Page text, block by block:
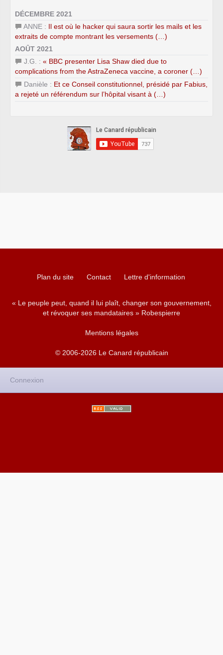
DÉCEMBRE 2021
ANNE : Il est où le hacker qui saura sortir les mails et les
extraits de compte montrant les versements (…)
AOÛT 2021
J.G. : « BBC presenter Lisa Shaw died due to
complications from the AstraZeneca vaccine, a coroner (…)
Danièle : Et ce Conseil constitutionnel, présidé par Fabius,
a rejeté un référendum sur l’hôpital visant à (…)
Plan du site Contact Lettre d'information
« Le peuple peut, quand il lui plaît, changer son gouvernement,
et révoquer ses mandataires » Robespierre
Mentions légales
© 2006-2026 Le Canard républicain
Connexion